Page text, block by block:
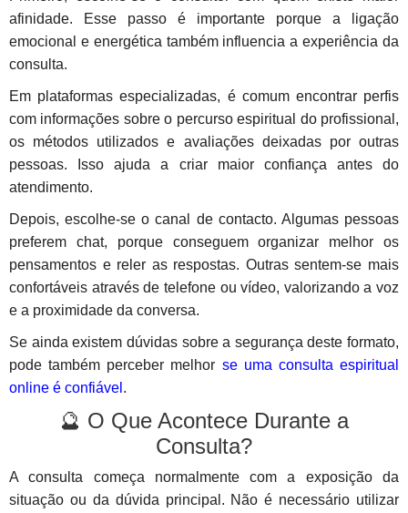
afinidade. Esse passo é importante porque a ligação
emocional e energética também influencia a experiência da
consulta.
Em plataformas especializadas, é comum encontrar perfis
com informações sobre o percurso espiritual do profissional,
os métodos utilizados e avaliações deixadas por outras
pessoas. Isso ajuda a criar maior confiança antes do
atendimento.
Depois, escolhe-se o canal de contacto. Algumas pessoas
preferem chat, porque conseguem organizar melhor os
pensamentos e reler as respostas. Outras sentem-se mais
confortáveis através de telefone ou vídeo, valorizando a voz
e a proximidade da conversa.
Se ainda existem dúvidas sobre a segurança deste formato,
pode também perceber melhor se uma consulta espiritual
online é confiável .
🔮 O Que Acontece Durante a
Consulta?
A consulta começa normalmente com a exposição da
situação ou da dúvida principal. Não é necessário utilizar